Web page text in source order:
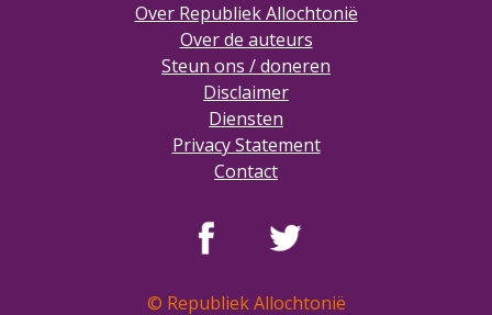
Over Republiek Allochtonië
Over de auteurs
Steun ons / doneren
Disclaimer
Diensten
Privacy Statement
Contact
© Republiek Allochtonië